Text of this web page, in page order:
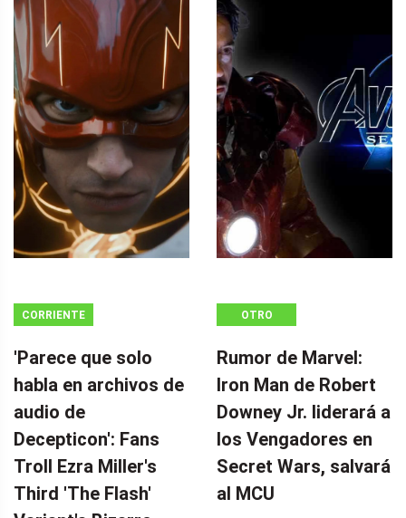
CORRIENTE
'Parece que solo
habla en archivos de
audio de
Decepticon': Fans
Troll Ezra Miller's
Third 'The Flash'
OTRO
Rumor de Marvel:
Iron Man de Robert
Downey Jr. liderará a
los Vengadores en
Secret Wars, salvará
al MCU